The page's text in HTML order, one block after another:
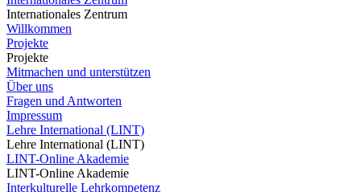
Internationales Zentrum
Willkommen
Projekte
Projekte
Mitmachen und unterstützen
Über uns
Fragen und Antworten
Impressum
Lehre International (LINT)
Lehre International (LINT)
LINT-Online Akademie
LINT-Online Akademie
Interkulturelle Lehrkompetenz